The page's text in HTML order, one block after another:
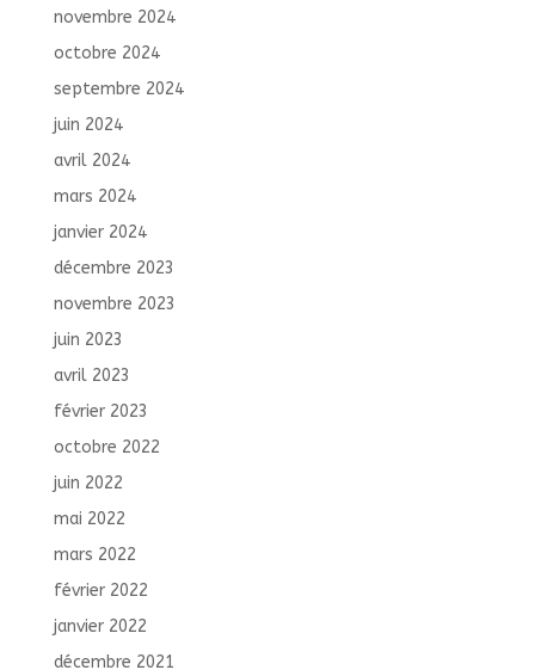
novembre 2024
octobre 2024
septembre 2024
juin 2024
avril 2024
mars 2024
janvier 2024
décembre 2023
novembre 2023
juin 2023
avril 2023
février 2023
octobre 2022
juin 2022
mai 2022
mars 2022
février 2022
janvier 2022
décembre 2021